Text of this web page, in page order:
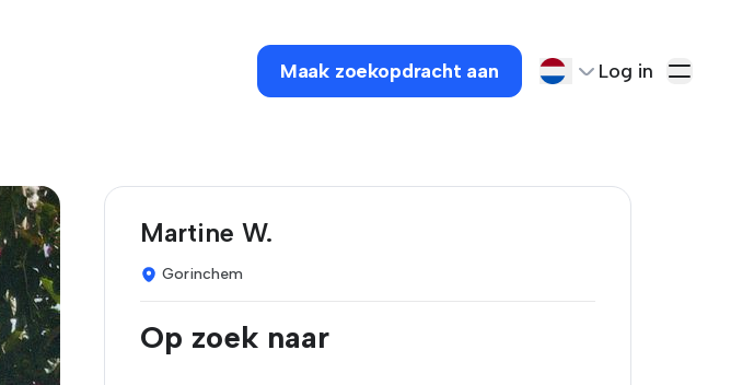
Maak zoekopdracht aan Log in
Martine W.
Gorinchem
Op zoek naar